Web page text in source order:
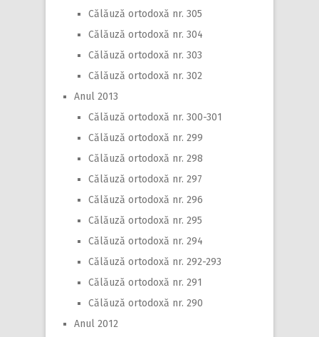
Călăuză ortodoxă nr. 305
Călăuză ortodoxă nr. 304
Călăuză ortodoxă nr. 303
Călăuză ortodoxă nr. 302
Anul 2013
Călăuză ortodoxă nr. 300-301
Călăuză ortodoxă nr. 299
Călăuză ortodoxă nr. 298
Călăuză ortodoxă nr. 297
Călăuză ortodoxă nr. 296
Călăuză ortodoxă nr. 295
Călăuză ortodoxă nr. 294
Călăuză ortodoxă nr. 292-293
Călăuză ortodoxă nr. 291
Călăuză ortodoxă nr. 290
Anul 2012